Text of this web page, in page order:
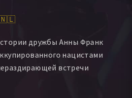
🇳🇱
дружбы Анны Франк
нацистами
встречи